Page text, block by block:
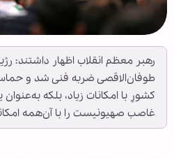
رهبر معظم انقلاب اظهار داشتند:
طوفان‌الاقصی ضربه فنی شد و
کشورِ با امکانات زیاد، بلکه
غاصب صهیونیست را با آن‌همه